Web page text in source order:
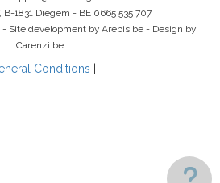
B-1831 Diegem - BE 0665 535 707
Site development by Arebis.be - Design by
Carenzi.be
Conditions